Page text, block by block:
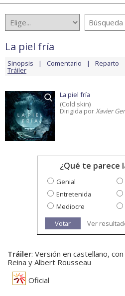
La piel fría
Sinopsis Comentario Reparto
Tráiler
La piel fría
(Cold skin)
Dirigida porXavier
¿Qué te parece
Genial
Entretenida
Mediocre
Votar
Ver
Tráiler: Versión en castellano,
Reina y Albert Rousseau
Oficial